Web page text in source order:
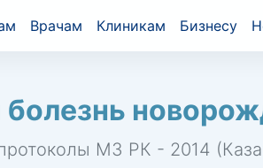
Врачам Клиникам Бизнесу
болезнь
МЗ РК - 2014